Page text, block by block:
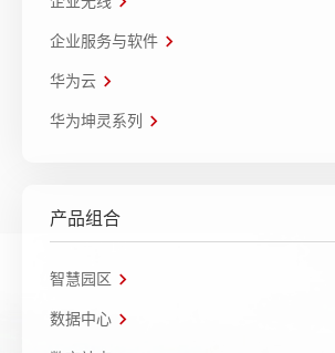
企业服务与软件
华为云
华为坤灵系列
产品组合
智慧园区
数据中心